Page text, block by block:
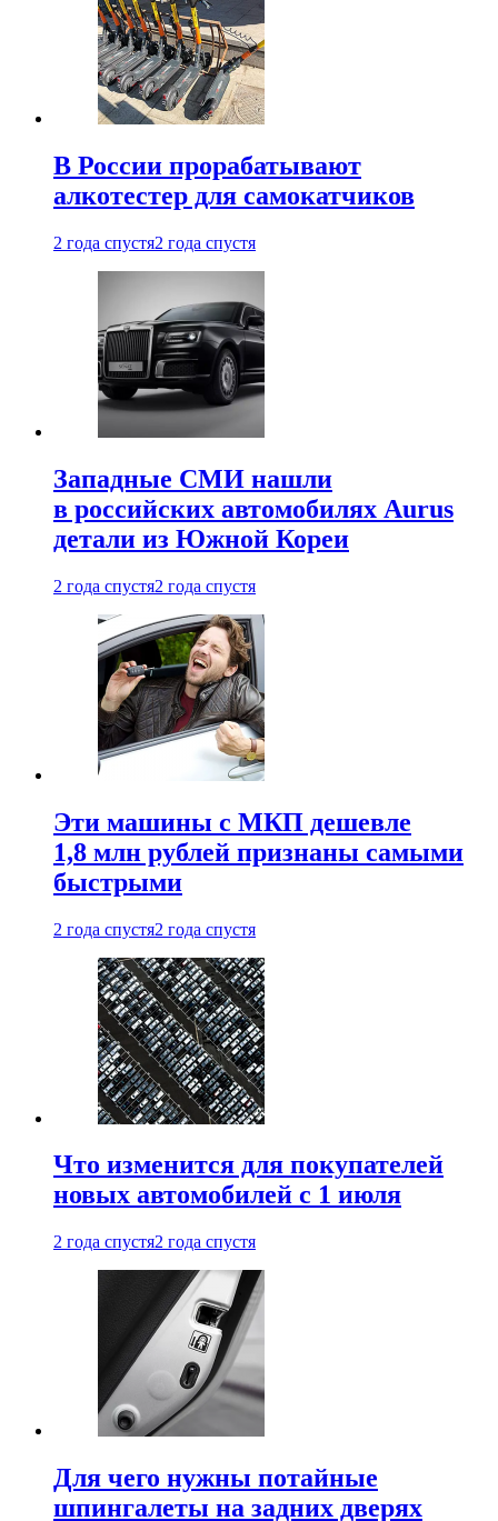
В России прорабатывают
алкотестер для самокатчиков
2 года спустя2 года спустя
Западные СМИ нашли
в российских автомобилях Aurus
детали из Южной Кореи
2 года спустя2 года спустя
Эти машины с МКП дешевле
1,8 млн рублей признаны самыми
быстрыми
2 года спустя2 года спустя
Что изменится для покупателей
новых автомобилей с 1 июля
2 года спустя2 года спустя
Для чего нужны потайные
шпингалеты на задних дверях